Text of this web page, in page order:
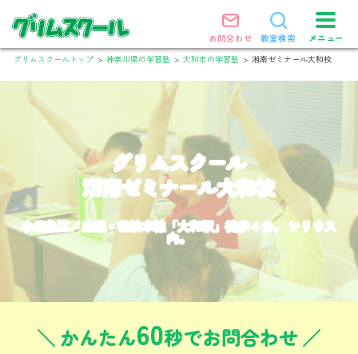
お問合わせ 教室検索 メニュー
グリムスクールトップ > 神奈川県の学習塾 > 大和市の学習塾 > 湘南ゼミナール大和校
グリムスクール
湘南ゼミナール大和校
小田急江ノ島線・相鉄本線「大和駅」徒歩４分。 シリウス
内。
かんたん60秒でお問合わせ